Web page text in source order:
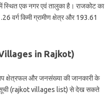
स्थित एक नगर एवं तालुका है। राजकोट का
वर्ग किमी ग्रामीण क्षेत्र और 193.61
(Villages in Rajkot)
क्षेत्रफल और जनसंख्या की जानकारी के
सूची (rajkot villages list) से देख सकते